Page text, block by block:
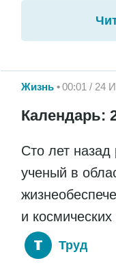
Жизнь 00:01 / 24
Календарь:
Сто лет
ученый в
и
Труд